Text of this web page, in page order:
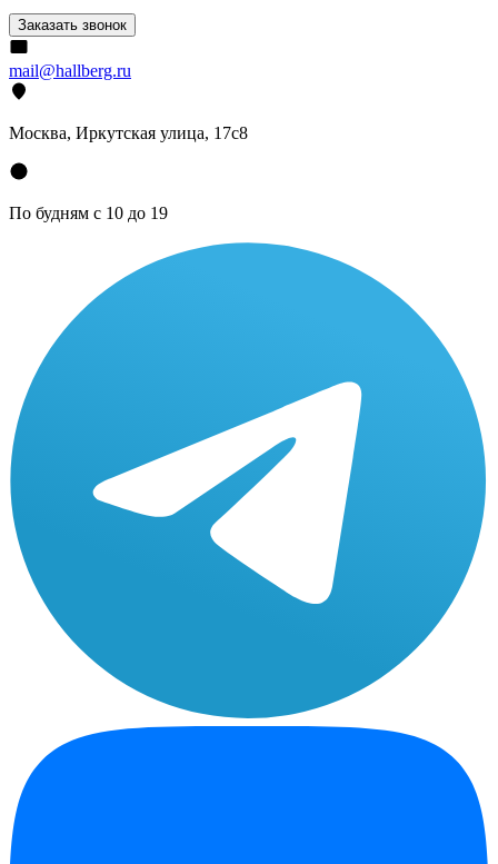
Заказать звонок
mail@hallberg.ru
Москва, Иркутская улица, 17с8
По будням с 10 до 19